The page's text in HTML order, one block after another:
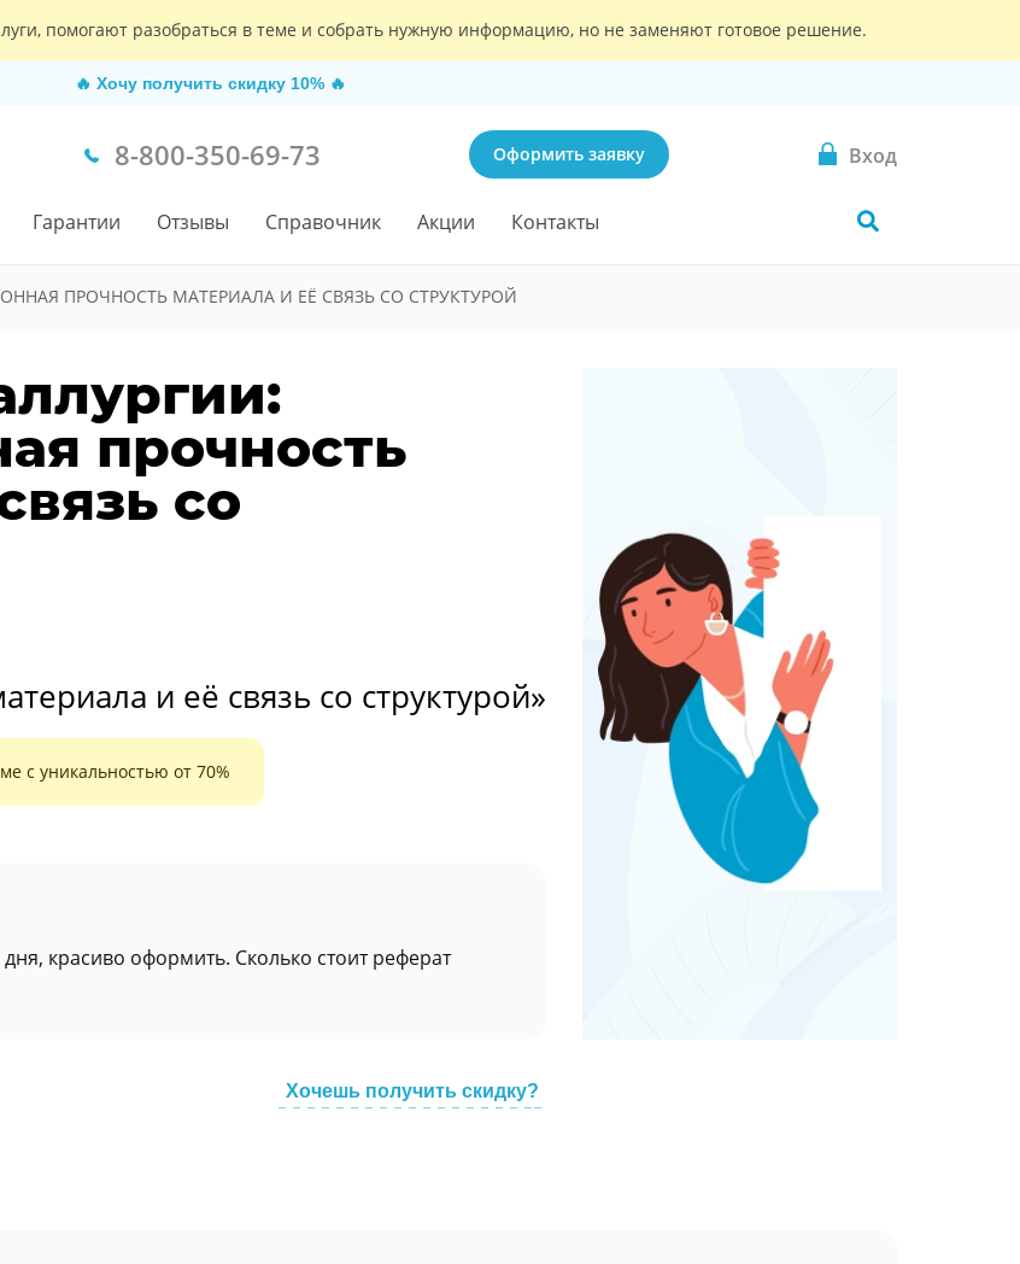
помогают разобраться в теме и собрать нужную информацию, но не заменяют готовое решение.
🔥 Хочу получить скидку 10% 🔥
8-800-350-69-73 Оформить заявку Вход
Гарантии Отзывы Справочник Акции Контакты
ПРОЧНОСТЬ МАТЕРИАЛА И ЕЁ СВЯЗЬ СО СТРУКТУРОЙ
прочность
со
и её связь со структурой»
с уникальностью от 70%
красиво оформить. Сколько стоит реферат
Хочешь получить скидку?